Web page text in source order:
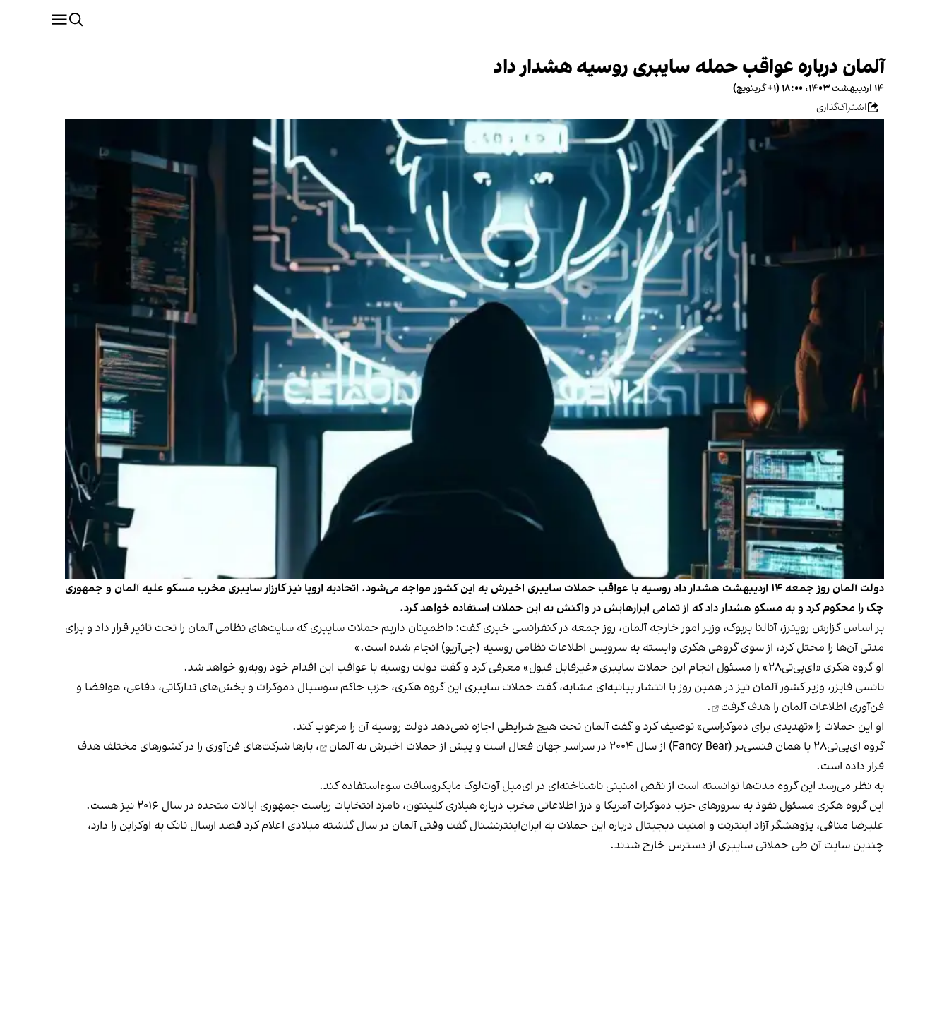
آلمان درباره عواقب حمله سایبری روسیه هشدار داد
۱۴ اردیبهشت ۱۴۰۳، ۱۸:۰۰ (‎+۱ گرینویچ)
اشتراک‌گذاری
دولت آلمان روز جمعه ۱۴ اردیبهشت هشدار داد روسیه با عواقب حملات سایبری اخیرش به این کشور مواجه می‌شود. اتحادیه اروپا نیز کارزار سایبری مخرب مسکو علیه آلمان و جمهوری
چک را محکوم کرد و به مسکو هشدار داد که از تمامی ابزارهایش در واکنش به این حملات استفاده خواهد کرد.
بر اساسگزارش رویترز، آنالنا بربوک، وزیر امور خارجه آلمان، روز جمعه در کنفرانسی خبری گفت: «اطمینان داریم حملات سایبری که سایت‌های نظامی آلمان را تحت تاثیر قرار داد و برای
مدتی آن‌ها را مختل کرد، از سوی گروهی هکری وابسته به سرویس اطلاعات نظامی روسیه (جی‌آر‌یو) انجام شده است.»
او گروه هکری «ای‌پی‌تی۲۸» را مسئول انجام این حملات سایبری «غیر‌قابل قبول» معرفی کرد و گفت دولت روسیه با عواقب این اقدام خود روبه‌رو خواهد شد.
نانسی فایزر، وزیر کشور آلمان نیز در همین روز با انتشار بیانیه‌ای مشابه، گفت حملات سایبری این گروه هکری، حزب حاکم سوسیال دموکرات و بخش‌های تدارکاتی، دفاعی، هوافضا و
فن‌آوری اطلاعات آلمان را هدف گرفت
.
او این حملات را «تهدیدی برای دموکراسی» توصیف کرد و گفت آلمان تحت هیچ شرایطی اجازه نمی‌دهد دولت روسیه آن را مرعوب کند.
گروه ای‌پی‌تی۲۸ یا همان فنسی‌بر (Fancy Bear) از سال ۲۰۰۴ در سراسر جهان فعال است و پیش از
حملات اخیرش به آلمان
، بارها شرکت‌های فن‌آوری را در کشورهای مختلف هدف
قرار داده است.
به نظر می‌رسد این گروه مدت‌ها توانسته است از نقص امنیتی ناشناخته‌ای در ای‌میل آوت‌لوک مایکروسافت سوءاستفاده کند.
این گروه هکری مسئول نفوذ به سرورهای حزب دموکرات آمریکا و درز اطلاعاتی مخرب درباره هیلاری کلینتون، نامزد انتخابات ریاست جمهوری ایالات متحده در سال ۲۰۱۶ نیز هست.
علیرضا منافی، پژوهشگر آزاد اینترنت و امنیت دیجیتال درباره این حملات به ایران‌اینترنشنال گفت وقتی آلمان در سال گذشته میلادی اعلام کرد قصد ارسال تانک به اوکراین را دارد،
چندین سایت آن طی حملاتی سایبری از دسترس خارج شدند.